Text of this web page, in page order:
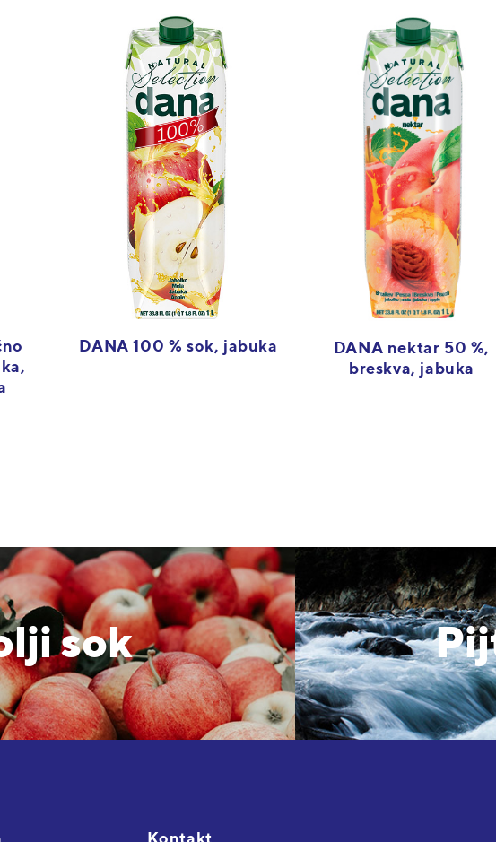
DANA 100 % sok, jabuka
DANA nektar 50 %,
breskva, jabuka
sok